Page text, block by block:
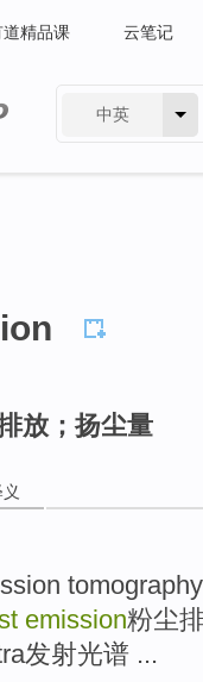
道精品课 云笔记
中英
放；扬尘量
emission粉尘
发射光谱 ...